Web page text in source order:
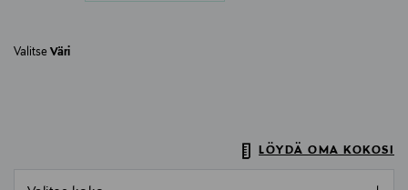
Valitse Väri
LÖYDÄ OMA KOKOSI